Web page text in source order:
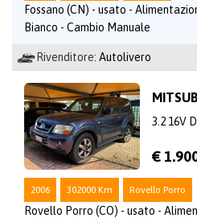
Fossano (CN) - usato -
Bianco - Cambio Manuale
Rivenditore: Autolivero
3.2 16V
€
2006 302000 Km Rovello Porro
Rovello Porro (CO) - usato -